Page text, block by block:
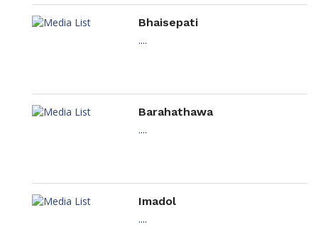
Bhaisepati
....
Barahathawa
....
Imadol
....